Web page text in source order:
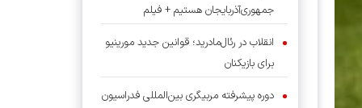
جمهوری‌آذربایجان هستیم + فیلم
انقلاب در رئال‌مادرید؛ قوانین جدید مورینیو
برای بازیکنان
دوره پیشرفته مربیگری بین‌المللی فدراسیون